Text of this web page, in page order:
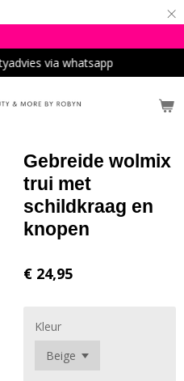
×
via whatsapp
Gebreide wolmix
trui met
schildkraag en
knopen
€ 24,95
Kleur